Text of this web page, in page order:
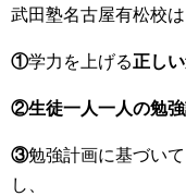
武田塾名古屋有松校は
①学力を上げる正し
②生徒一人一人の勉
③勉強計画に基づい
し、